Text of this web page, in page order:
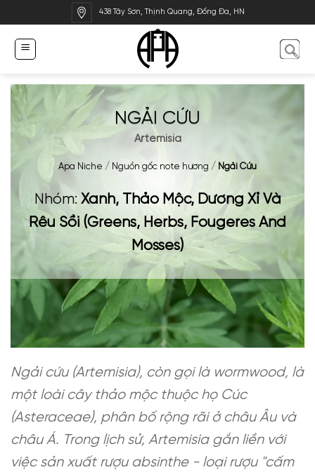
qua
dung
438 Tây Sơn, Thịnh Quang, Đống Đa, HN
NGẢI CỨU
Artemisia
Apa Niche / Nguồn gốc note hương / Ngải Cứu
Nhóm: Xanh, Thảo Mộc, Dương Xỉ Và
Rêu Sồi (Greens, Herbs, Fougeres And
Mosses)
Ngải cứu (Artemisia), còn gọi là wormwood, là
một loài cây thảo mộc thuộc họ Cúc
(Asteraceae), phân bố rộng rãi ở châu Âu và
châu Á. Trong lịch sử, Artemisia gắn liền với
việc sản xuất rượu absinthe - loại rượu "cấm